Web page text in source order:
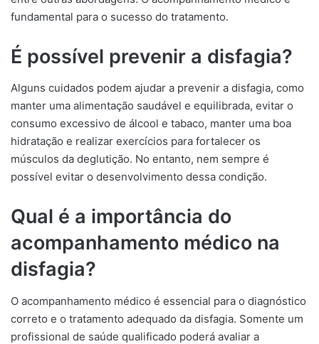
fundamental para o sucesso do tratamento.
É possível prevenir a disfagia?
Alguns cuidados podem ajudar a prevenir a disfagia, como
manter uma alimentação saudável e equilibrada, evitar o
consumo excessivo de álcool e tabaco, manter uma boa
hidratação e realizar exercícios para fortalecer os
músculos da deglutição. No entanto, nem sempre é
possível evitar o desenvolvimento dessa condição.
Qual é a importância do
acompanhamento médico na
disfagia?
O acompanhamento médico é essencial para o diagnóstico
correto e o tratamento adequado da disfagia. Somente um
profissional de saúde qualificado poderá avaliar a